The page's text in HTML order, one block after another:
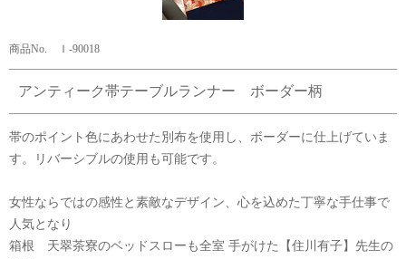
商品No. Ｉ-90018
アンティーク帯テーブルランナー ボーダー柄
帯のポイント色にあわせた別布を使用し、ボーダーに仕上げていま
す。リバーシブルの使用も可能です。
女性ならではの感性と素敵なデザイン、心を込めた丁寧な手仕事で
人気となり
箱根 天翠茶寮のベッドスローも全室 手がけた【住川有子】先生の